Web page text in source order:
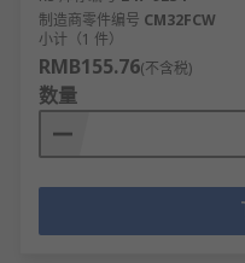
制造商零件编号 CM32FCW
小计（1 件）
RMB155.76(不含税)
数量